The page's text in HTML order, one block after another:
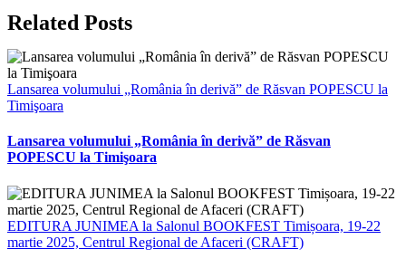
Related Posts
Lansarea volumului „România în derivă” de Răsvan POPESCU la
Timişoara
Lansarea volumului „România în derivă” de Răsvan
POPESCU la Timişoara
EDITURA JUNIMEA la Salonul BOOKFEST Timișoara, 19-22
martie 2025, Centrul Regional de Afaceri (CRAFT)